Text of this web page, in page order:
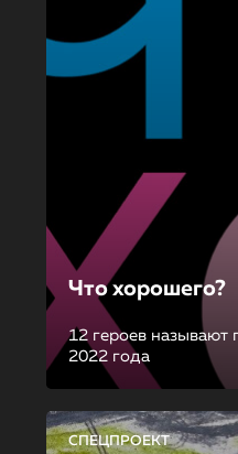
Что хорошего?
12 героев называют
2022 года
СПЕЦПРОЕКТ